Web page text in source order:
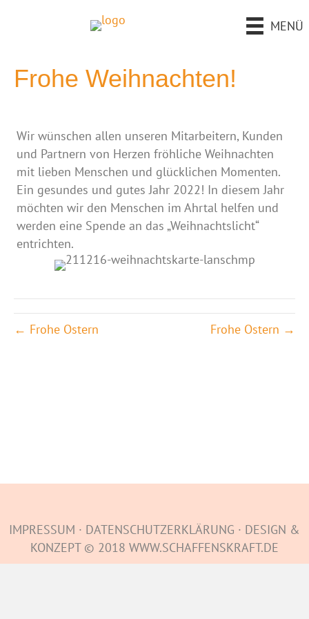
MENÜ
Frohe Weihnachten!
Wir wünschen allen unseren Mitarbeitern, Kunden
und Partnern von Herzen fröhliche Weihnachten
mit lieben Menschen und glücklichen Momenten.
Ein gesundes und gutes Jahr 2022! In diesem Jahr
möchten wir den Menschen im Ahrtal helfen und
werden eine Spende an das „Weihnachtslicht“
entrichten.
← Frohe Ostern Frohe Ostern →
IMPRESSUM · DATENSCHUTZERKLÄRUNG · DESIGN &
KONZEPT © 2018 WWW.SCHAFFENSKRAFT.DE